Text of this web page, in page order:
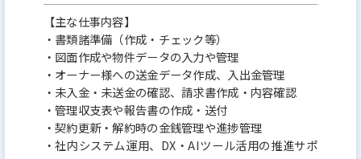
【主な仕事内容】
・書類諸準備（作成・チェック等）
・図面作成や物件データの入力や管理
・オーナー様への送金データ作成、入出金管理
・未入金・未送金の確認、請求書作成・内容確認
・管理収支表や報告書の作成・送付
・契約更新・解約時の金銭管理や進捗管理
・社内システム運用、DX・AIツール活用の推進サポ